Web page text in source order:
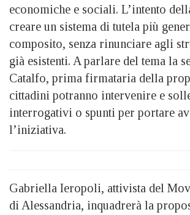
economiche e sociali. L’intento
creare un sistema di tutela più
composito, senza rinunciare agli
già esistenti. A parlare del tema la
Catalfo, prima firmataria della
cittadini potranno intervenire e
interrogativi o spunti per portare
l’iniziativa.
Gabriella Ieropoli, attivista del
di Alessandria, inquadrerà la